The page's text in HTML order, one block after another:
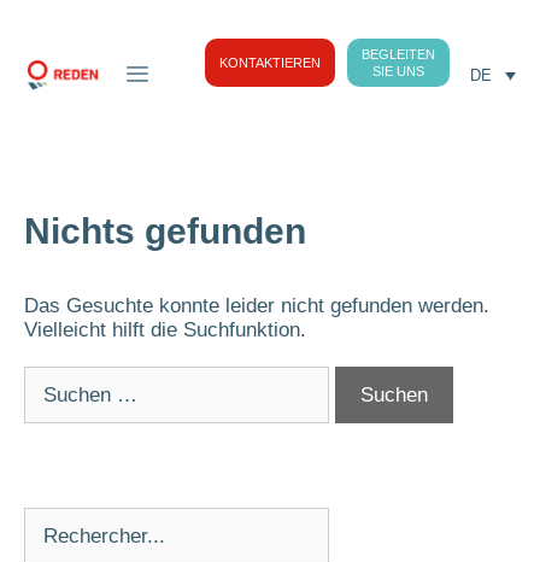
KONTAKTIEREN
BEGLEITEN
SIE UNS
DE
Nichts gefunden
Das Gesuchte konnte leider nicht gefunden werden.
Vielleicht hilft die Suchfunktion.